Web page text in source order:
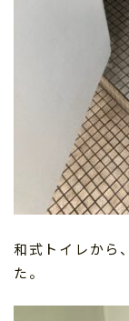
和式トイレから
た。